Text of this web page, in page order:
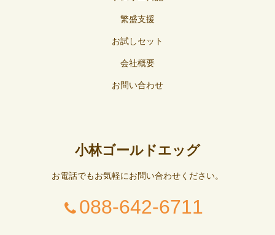
繁盛支援
お試しセット
会社概要
お問い合わせ
小林ゴールドエッグ
お電話でもお気軽にお問い合わせください。
088-642-6711